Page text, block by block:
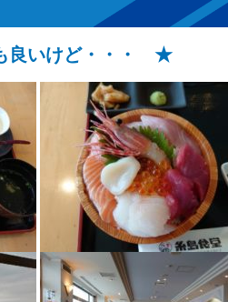
良いけど・・・ ★